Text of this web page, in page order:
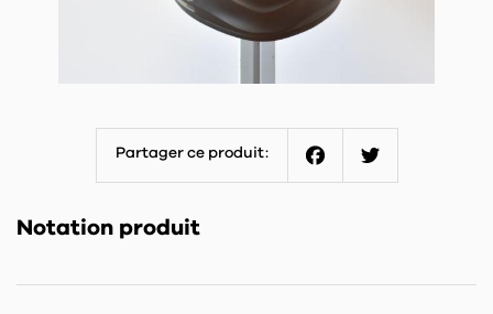
Partager ce produit:
Notation produit